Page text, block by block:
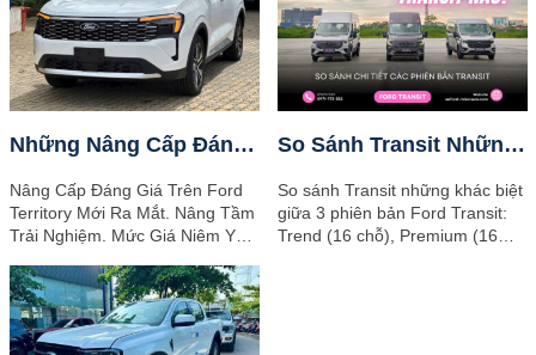
Những Nâng Cấp Đáng Giá Trên Ford Territory Mới Ra Mắt 08/2025
Nâng Cấp Đáng Giá Trên Ford
Territory Mới Ra Mắt. Nâng Tầm
Trải Nghiệm. Mức Giá Niêm Yết
dòng xe Territory phân khúc...
So Sánh Transit Những Khác Biệt Giữa 3 Phiên Bản
So sánh Transit những khác biệt
giữa 3 phiên bản Ford Transit:
Trend (16 chỗ), Premium (16